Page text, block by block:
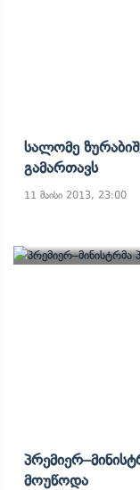
Სალომე
Გამართავს
11 მაისი 2013, 23:00
Მოუწოდა